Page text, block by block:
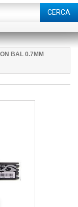
CERCA
BAL 0.7MM